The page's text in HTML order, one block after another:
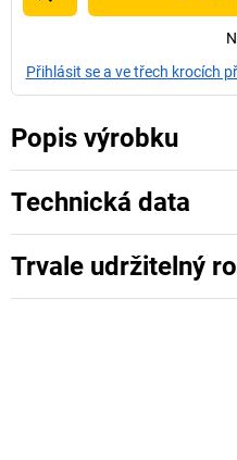
Přihlásit se a ve třech krocích
Popis výrobku
Technická data
Trvale udržitelný